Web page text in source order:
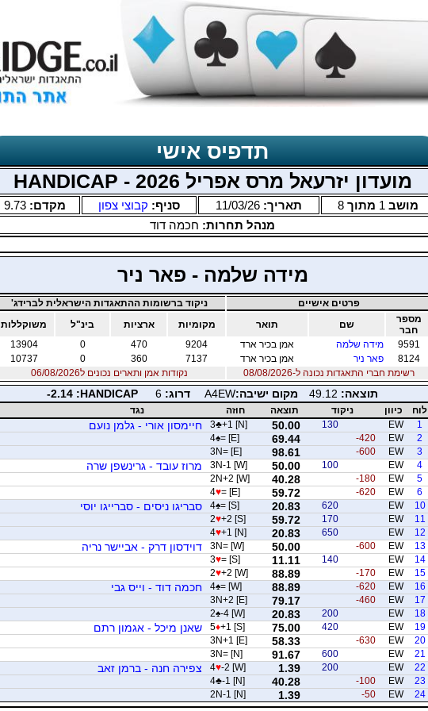
תדפיס אישי
מועדון יזרעאל מרס אפריל 2026 - HANDICAP
מושב 1 מתוך 8 תאריך: 11/03/26 סניף: קבוצי צפון מקדם: 9.73
מנהל תחרות: חכמה דוד
מידה שלמה - פאר ניר
פרטים אישיים
ניקוד ברשומות ההתאגדות הישראלית לברידג'
מספר
חבר
שם תואר מקומיות ארציות בינ"ל
משוקללות
9591
מידה שלמה אמן בכיר ארד 9204
470
0
13904
8124
פאר ניר אמן בכיר ארד 7137
360
0
10737
רשימת חברי התאגדות נכונה ל-08/08/2026
נקודות אמן ותארים נכונים ל06/08/2026
תוצאה: 49.12 מקום ישיבה:A4EW דרוג: 6
PACIDNAH:
-2.14
לוח כיוון ניקוד תוצאה חוזה
נגד
1
EW
130
50.00
3♣+1 [N] חיימסון אורי - גלמן נועם
2
EW
-420
69.44
4♠= [E]
3
EW
-600
98.61
3N= [E]
4
EW
100
50.00
3N-1 [W] מרוז עובד - גרינשפן שרה
5
EW
-180
40.28
2N+2 [W]
6
EW
-620
59.72
4♥= [E]
10
EW
620
20.83
4♠= [S] סבריגו ניסים - סברייגו יוסי
11
EW
170
59.72
2♥+2 [S]
12
EW
650
20.83
4♥+1 [N]
13
EW
-600
50.00
3N= [W] דוידסון דרק - אביישר נריה
14
EW
140
11.11
3♥= [S]
15
EW
-170
88.89
2♥+2 [W]
16
EW
-620
88.89
4♠= [W] חכמה דוד - וייס גבי
17
EW
-460
79.17
3N+2 [E]
18
EW
200
20.83
2♠-4 [W]
19
EW
420
75.00
5♦+1 [S] שאנן מיכל - אגמון רתם
20
EW
-630
58.33
3N+1 [E]
21
EW
600
91.67
3N= [N]
22
EW
200
1.39
4♥-2 [W] צפירה חנה - ברמן זאב
23
EW
-100
40.28
4♣-1 [N]
24
EW
-50
1.39
2N-1 [N]